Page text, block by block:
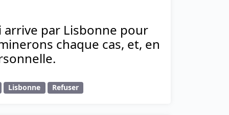
par Lisbonne pour
chaque cas, et, en
Lisbonne Refuser